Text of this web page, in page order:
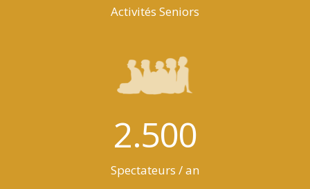
Activités Seniors
2.500
Spectateurs / an